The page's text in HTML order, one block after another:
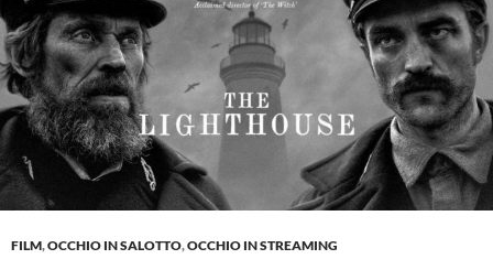
FILM,OCCHIO IN SALOTTO,OCCHIO IN STREAMING